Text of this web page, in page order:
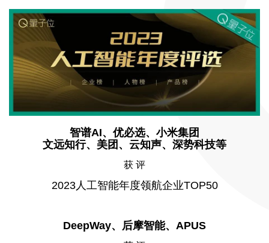
智谱AI、优必选、小米集团
文远知行、美团、云知声、深势科技等
获 评
2023人工智能年度领航企业TOP50
DeepWay、后摩智能、APUS